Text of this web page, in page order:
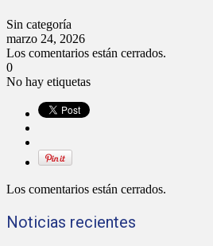
Sin categoría
marzo 24, 2026
Los comentarios están cerrados.
0
No hay etiquetas
Los comentarios están cerrados.
Noticias recientes